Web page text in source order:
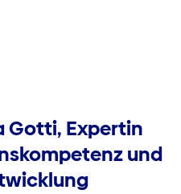
Gotti, Expertin
und